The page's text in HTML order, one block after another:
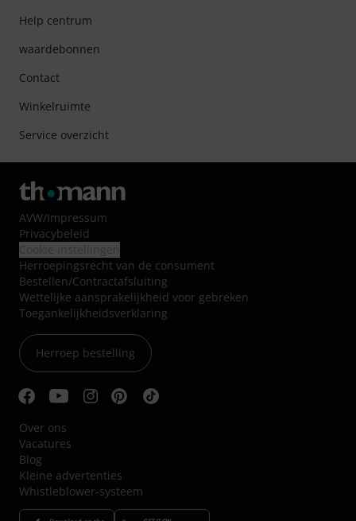
Help centrum
waardebonnen
Contact
Winkelruimte
Service overzicht
AVW/Impressum
Privacybeleid
Herroepingsrecht van de consument
Bestellen/Contractafsluiting
Wettelijke aansprakelijkheid voor gebreken
Toegankelijkheidsverklaring
Herroep bestelling
Over ons
Vacatures
Blog
Kleine advertenties
Whistleblower-systeem